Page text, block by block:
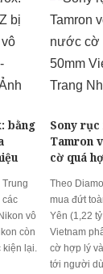
bằng
Trung
các
vô
còn
kiện lại.
Sony
Tamron
cờ quá
Theo
mua đứt
Yên (1,22
Vietnam
cờ hợp lý
tới người